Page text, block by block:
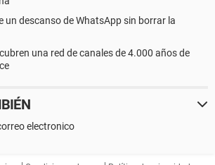
un descanso de WhatsApp sin borrar la
una red de canales de 4.000 años de
electronico